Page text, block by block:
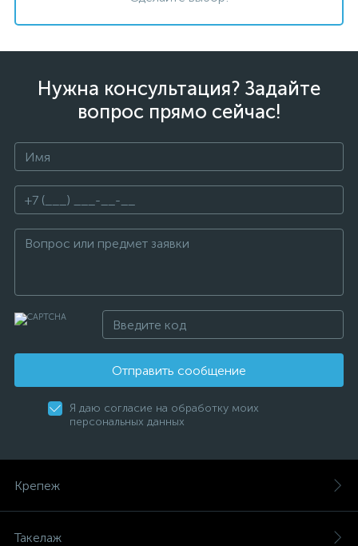
Нужна консультация? Задайте
вопрос прямо сейчас!
Отправить сообщение
Я даю согласие на обработку моих
персональных данных
Крепеж
Такелаж